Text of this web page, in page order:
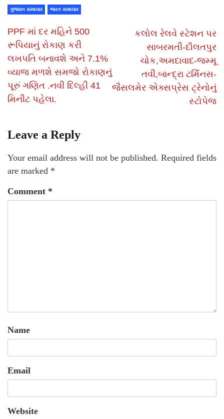
ગુજરાત સમાચાર ભારત સમાચાર
PPF માં દર મહિને 500
રૂપિયાનું રોકાણ કરી
લખપતિ બનાવશે અને 7.1%
વ્યાજ મળશે સમજો રોકાણનું
પૂરું ગણિત .નવી દિલ્હી 41
મિનીટ પહેલા.
કલોલ રેલવે સ્ટેશન પર
સાબરમતી-દૌલતપુર
ચોક,અમદાવાદ-જમ્મૂ
તવી,બાન્દ્રા ટર્મિનસ-
જૈસલમેર એક્સપ્રેસ ટ્રેનોનું
સ્ટોપેજ
Leave a Reply
Your email address will not be published. Required fields
are marked *
Comment *
Name
Email
Website